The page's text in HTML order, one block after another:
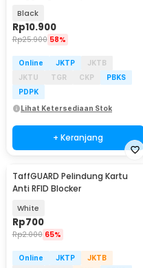
Black
Rp10.900
Rp25.900 58%
Online JKTP
JKTB
JKTU
TGR CKP
PBKS
PDPK
Lihat Ketersediaan Stok
+ Keranjang
TaffGUARD Pelindung Kartu
Anti RFID Blocker
White
Rp700
Rp2.000 65%
Online JKTP
JKTB